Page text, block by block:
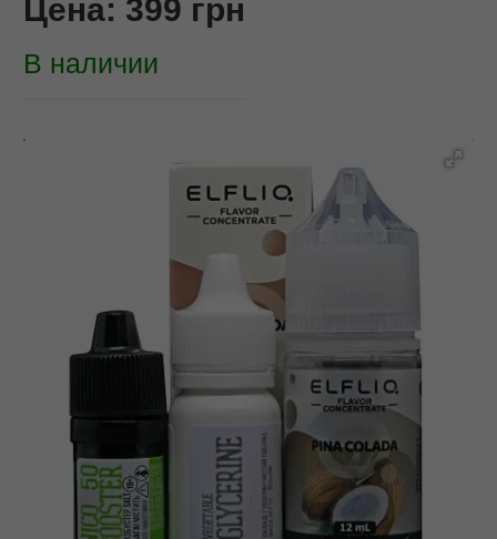
Цена: 399 грн
В наличии